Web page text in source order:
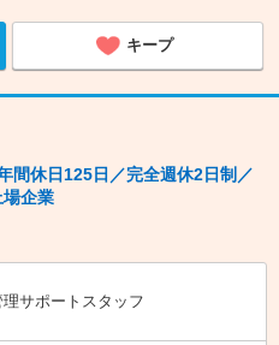
キープ
間休日125日／完全週休2日制／
企業
サポートスタッフ